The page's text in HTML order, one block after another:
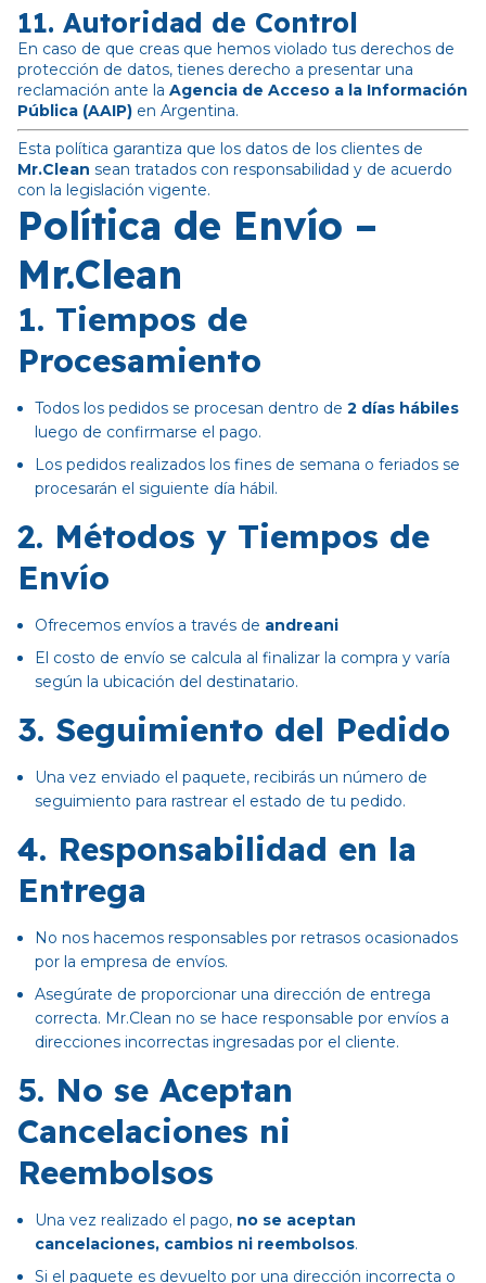
11. Autoridad de Control
En caso de que creas que hemos violado tus derechos de
protección de datos, tienes derecho a presentar una
reclamación ante la Agencia de Acceso a la Información
Pública (AAIP) en Argentina.
Esta política garantiza que los datos de los clientes de
Mr.Clean sean tratados con responsabilidad y de acuerdo
con la legislación vigente.
Política de Envío –
Mr.Clean
1. Tiempos de
Procesamiento
Todos los pedidos se procesan dentro de 2 días hábiles
luego de confirmarse el pago.
Los pedidos realizados los fines de semana o feriados se
procesarán el siguiente día hábil.
2. Métodos y Tiempos de
Envío
Ofrecemos envíos a través de andreani
El costo de envío se calcula al finalizar la compra y varía
según la ubicación del destinatario.
3. Seguimiento del Pedido
Una vez enviado el paquete, recibirás un número de
seguimiento para rastrear el estado de tu pedido.
4. Responsabilidad en la
Entrega
No nos hacemos responsables por retrasos ocasionados
por la empresa de envíos.
Asegúrate de proporcionar una dirección de entrega
correcta. Mr.Clean no se hace responsable por envíos a
direcciones incorrectas ingresadas por el cliente.
5. No se Aceptan
Cancelaciones ni
Reembolsos
Una vez realizado el pago, no se aceptan
cancelaciones, cambios ni reembolsos.
Si el paquete es devuelto por una dirección incorrecta o